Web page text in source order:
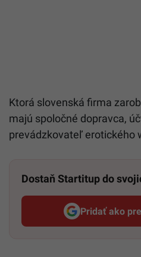
Ktorá slovenská firma
majú spoločné dopravca,
prevádzkovateľ erotického
Dostaň Startitup do
Pridať ako